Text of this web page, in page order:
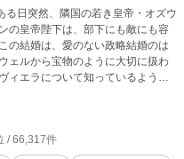
日突然、隣国の若き皇帝・オズウ
皇帝陛下は、部下にも敵にも容
ルから宝物のように大切に扱わ
エラについて知っているようだ
かれていくが、オズウェルの元婚
していただけると嬉しいです♪ ※
/ 66,317件